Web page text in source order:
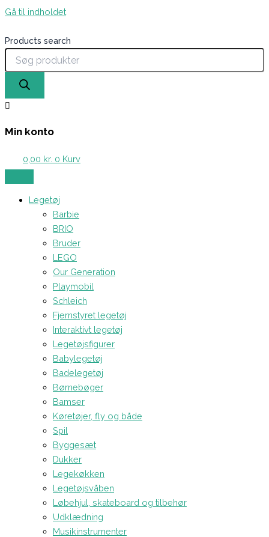
Gå til indholdet
Products search
Min konto
0,00 kr. 0 Kurv
Legetøj
Barbie
BRIO
Bruder
LEGO
Our Generation
Playmobil
Schleich
Fjernstyret legetøj
Interaktivt legetøj
Legetøjsfigurer
Babylegetøj
Badelegetøj
Børnebøger
Bamser
Køretøjer, fly og både
Spil
Byggesæt
Dukker
Legekøkken
Legetøjsvåben
Løbehjul, skateboard og tilbehør
Udklædning
Musikinstrumenter